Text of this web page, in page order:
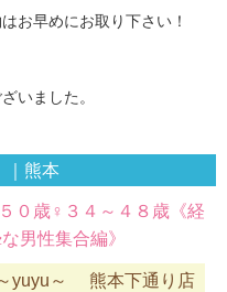
お早めにお取り下さい！
いました。
熊本
０歳♀３４～４８歳《経
男性集合編》
yuyu～ 熊本下通り店